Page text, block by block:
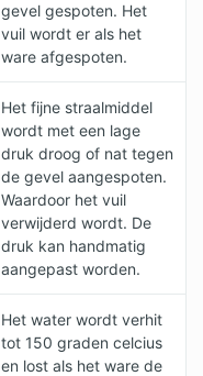
gevel gespoten. Het
vuil wordt er als het
ware afgespoten.
Het fijne straalmiddel
wordt met een lage
druk droog of nat tegen
de gevel aangespoten.
Waardoor het vuil
verwijderd wordt. De
druk kan handmatig
aangepast worden.
Het water wordt verhit
tot 150 graden celcius
en lost als het ware de